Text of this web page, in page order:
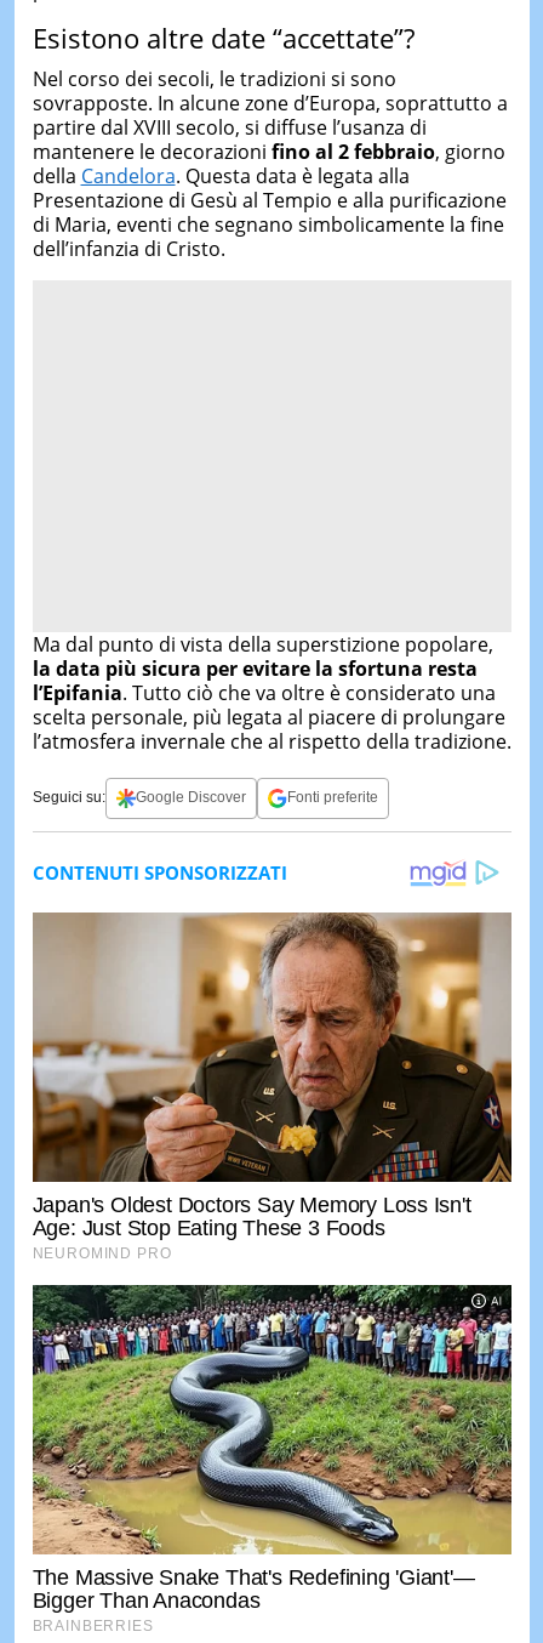
Esistono altre date “accettate”?
Nel corso dei secoli, le tradizioni si sono
sovrapposte. In alcune zone d’Europa, soprattutto a
partire dal XVIII secolo, si diffuse l’usanza di
mantenere le decorazioni fino al 2 febbraio, giorno
della Candelora. Questa data è legata alla
Presentazione di Gesù al Tempio e alla purificazione
di Maria, eventi che segnano simbolicamente la fine
dell’infanzia di Cristo.
Ma dal punto di vista della superstizione popolare,
la data più sicura per evitare la sfortuna resta
l’Epifania. Tutto ciò che va oltre è considerato una
scelta personale, più legata al piacere di prolungare
l’atmosfera invernale che al rispetto della tradizione.
Seguici su: Google Discover Fonti preferite